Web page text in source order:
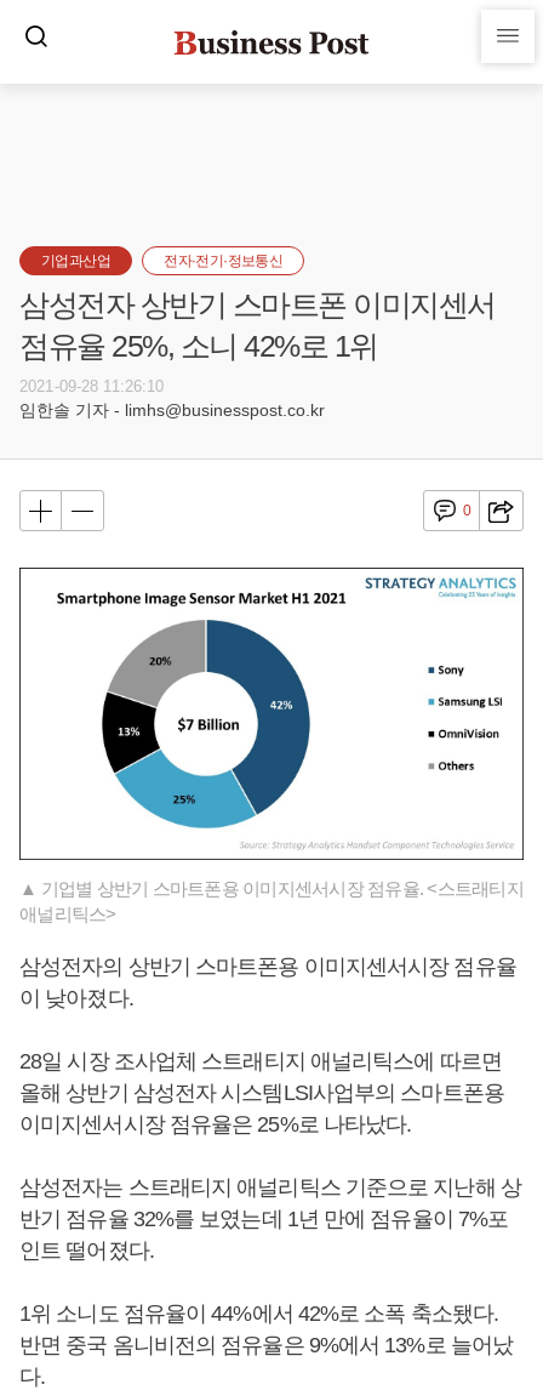
기업과산업 전자·전기·정보통신
삼성전자 상반기 스마트폰 이미지센서
점유율 25%, 소니 42%로 1위
2021-09-28 11:26:10
임한솔 기자 - limhs@businesspost.co.kr
0
▲ 기업별 상반기 스마트폰용 이미지센서시장 점유율. <스트래티지
애널리틱스>
삼성전자의 상반기 스마트폰용 이미지센서시장 점유율
이 낮아졌다.
28일 시장 조사업체 스트래티지 애널리틱스에 따르면
올해 상반기 삼성전자 시스템LSI사업부의 스마트폰용
이미지센서시장 점유율은 25%로 나타났다.
삼성전자는 스트래티지 애널리틱스 기준으로 지난해 상
반기 점유율 32%를 보였는데 1년 만에 점유율이 7%포
인트 떨어졌다.
1위 소니도 점유율이 44%에서 42%로 소폭 축소됐다.
반면 중국 옴니비전의 점유율은 9%에서 13%로 늘어났
다.